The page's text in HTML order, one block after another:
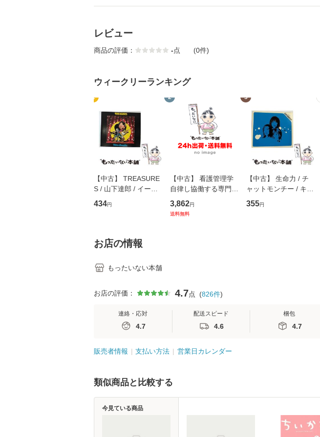
レビュー
商品の評価： -点 (0件)
ウィークリーランキング
1
【中古】 TREASURE
S / 山下達郎 / イース
トウエスト・ジャパン
[CD]【メール便送料無
434円
2
【中古】 看護管理学
自律し協働する専門職
の看護マネジメントス
キル 改訂第3版 (看護
3,862円
送料無料
3
【中古】 生命力 / チ
ャットモンチー / キュ
ーンレコード [CD]
【メール便送料無料】
355円
お店の情報
もったいない本舗
お店の評価： 4.7点 (826件)
連絡・応対
4.7
配送スピード
4.6
梱包
4.7
販売者情報 支払い方法 営業日カレンダー
類似商品と比較する
今見ている商品